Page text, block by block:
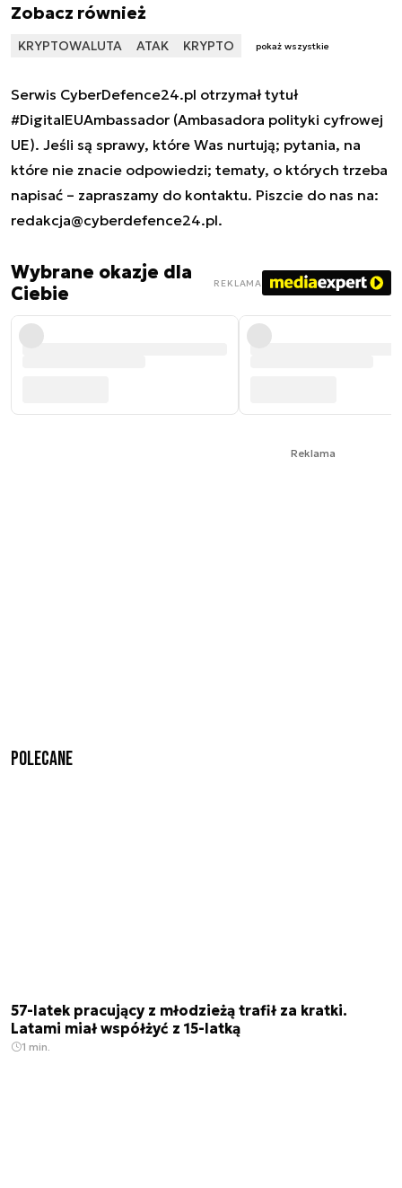
Zobacz również
KRYPTOWALUTA ATAK KRYPTO pokaż wszystkie
Serwis CyberDefence24.pl otrzymał tytuł
#DigitalEUAmbassador (Ambasadora polityki cyfrowej
UE). Jeśli są sprawy, które Was nurtują; pytania, na
które nie znacie odpowiedzi; tematy, o których trzeba
napisać – zapraszamy do kontaktu. Piszcie do nas na:
redakcja@cyberdefence24.pl.
Wybrane okazje dla
Ciebie
REKLAMA
Reklama
Polecane
57-latek pracujący z młodzieżą trafił za kratki.
Latami miał współżyć z 15-latką
1 min.